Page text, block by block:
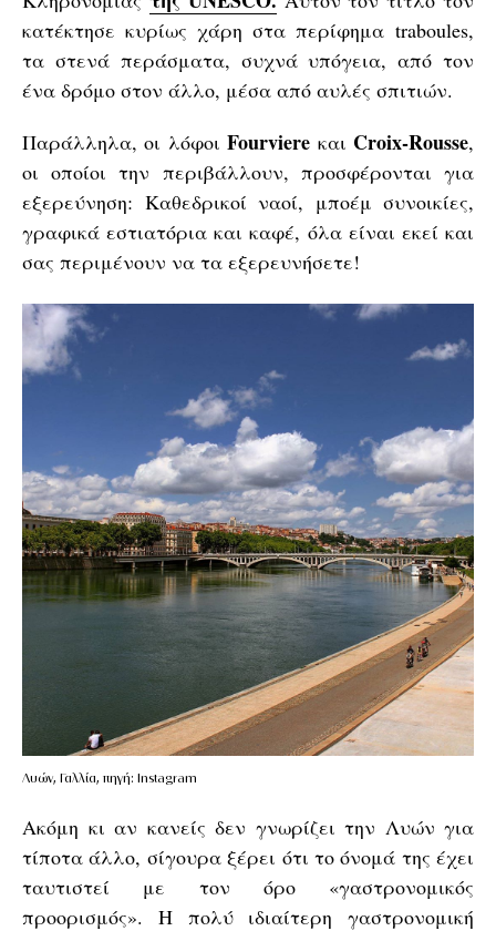
κατέκτησε κυρίως χάρη στα περίφημα traboules,
τα στενά περάσματα, συχνά υπόγεια, από τον
ένα δρόμο στον άλλο, μέσα από αυλές σπιτιών.
Παράλληλα, οι λόφοιFourviere και Croix-Rousse,
οι οποίοι την περιβάλλουν, προσφέρονται για
εξερεύνηση: Καθεδρικοί ναοί, μποέμ συνοικίες,
γραφικά εστιατόρια και καφέ, όλα είναι εκεί και
σας περιμένουν να τα εξερευνήσετε!
Λυών, Γαλλία, πηγή: Instagram
Ακόμη κι αν κανείς δεν γνωρίζει την Λυών για
τίποτα άλλο, σίγουρα ξέρει ότι το όνομά της έχει
ταυτιστεί με τον όρο «γαστρονομικός
προορισμός». Η πολύ ιδιαίτερη γαστρονομική